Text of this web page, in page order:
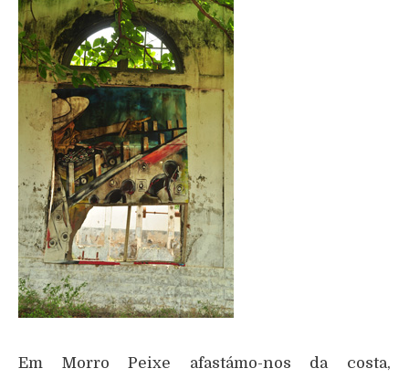
Em Morro Peixe afastámo-nos da costa,